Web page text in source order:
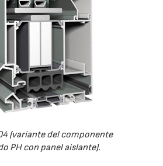
(variante del componente
PH con panel aislante).